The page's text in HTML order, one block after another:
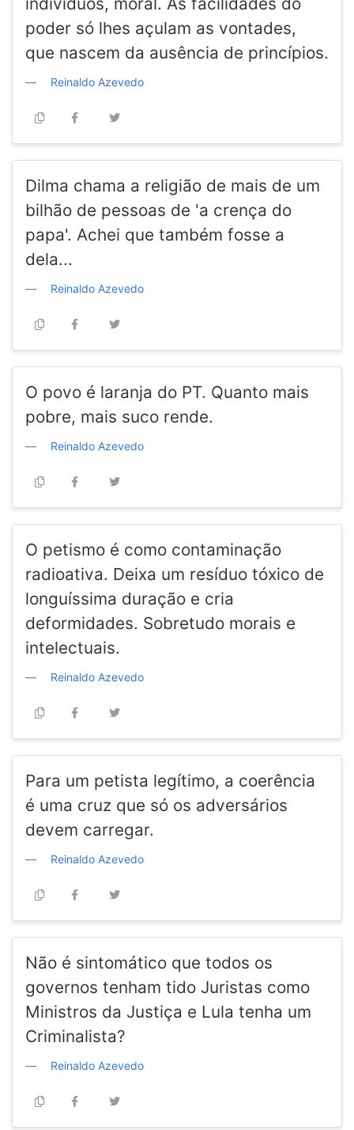
poder só lhes açulam as vontades,
que nascem da ausência de princípios.
Reinaldo Azevedo
Dilma chama a religião de mais de um
bilhão de pessoas de 'a crença do
papa'. Achei que também fosse a
dela...
Reinaldo Azevedo
O povo é laranja do PT. Quanto mais
pobre, mais suco rende.
Reinaldo Azevedo
O petismo é como contaminação
radioativa. Deixa um resíduo tóxico de
longuíssima duração e cria
deformidades. Sobretudo morais e
intelectuais.
Reinaldo Azevedo
Para um petista legítimo, a coerência
é uma cruz que só os adversários
devem carregar.
Reinaldo Azevedo
Não é sintomático que todos os
governos tenham tido Juristas como
Ministros da Justiça e Lula tenha um
Criminalista?
Reinaldo Azevedo